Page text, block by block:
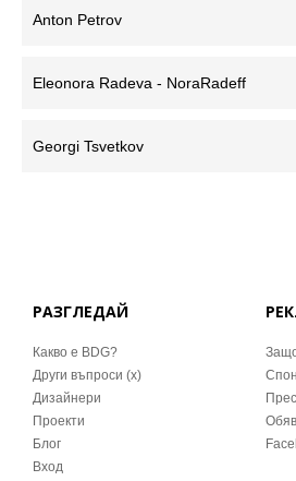
Anton Petrov
Eleonora Radeva - NoraRadeff
Georgi Tsvetkov
РАЗГЛЕДАЙ
Какво е BDG?
Други въпроси (x)
Дизайнери
Проекти
Блог
Вход